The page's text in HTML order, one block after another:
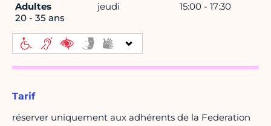
Adultes
20 - 35 ans
jeudi 15:00 - 17:30
Tarif
réserver uniquement aux adhérents de la Federation